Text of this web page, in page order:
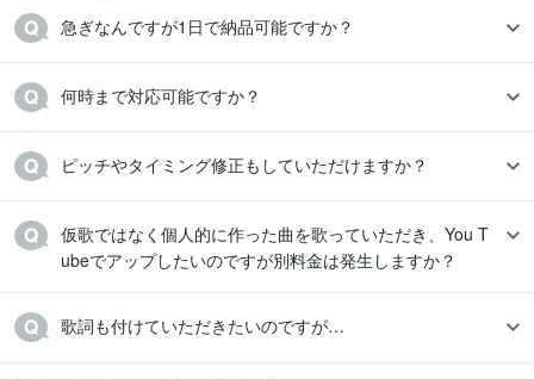
急ぎなんですが1日で納品可能ですか？
何時まで対応可能ですか？
ピッチやタイミング修正もしていただけますか？
仮歌ではなく個人的に作った曲を歌っていただき、You T
ubeでアップしたいのですが別料金は発生しますか？
歌詞も付けていただきたいのですが…